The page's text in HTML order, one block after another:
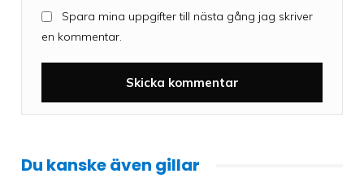
Spara mina uppgifter till nästa gång jag skriver
en kommentar.
Du kanske även gillar